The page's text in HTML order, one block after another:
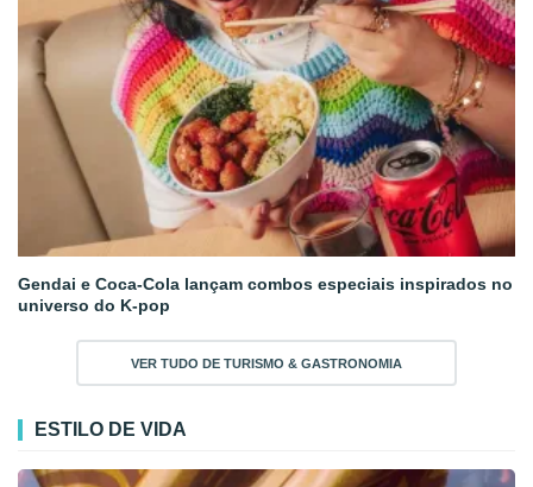
Gendai e Coca-Cola lançam combos especiais inspirados no
universo do K-pop
VER TUDO DE TURISMO & GASTRONOMIA
ESTILO DE VIDA